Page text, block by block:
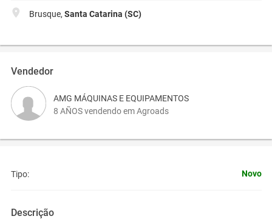
Brusque, Santa Catarina (SC)
Vendedor
AMG MÁQUINAS E EQUIPAMENTOS
8 AÑOS vendendo em Agroads
Tipo: Novo
Descrição